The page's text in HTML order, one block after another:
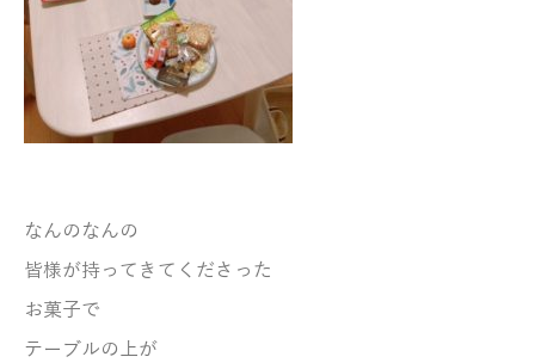
なんのなんの
皆様が持ってきてくださった
お菓子で
テーブルの上が